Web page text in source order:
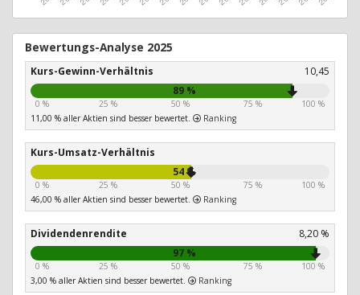
Bewertungs-Analyse 2025
Kurs-Gewinn-Verhältnis
10,45
89 %
0 % 25 % 50 % 75 %
100 %
11,00 % aller Aktien sind besser bewertet.
Ranking
Kurs-Umsatz-Verhältnis
54 %
0 % 25 % 50 % 75 %
100 %
46,00 % aller Aktien sind besser bewertet.
Ranking
Dividendenrendite
8,20 %
97 %
0 % 25 % 50 % 75 %
100 %
3,00 % aller Aktien sind besser bewertet.
Ranking